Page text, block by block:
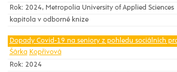
Rok: 2024, Metropolia University of Applied Sciences
kapitola v odborné knize
Dopady Covid-19 na seniory z pohledu sociálních
Šárka Kopřivová
Rok: 2024